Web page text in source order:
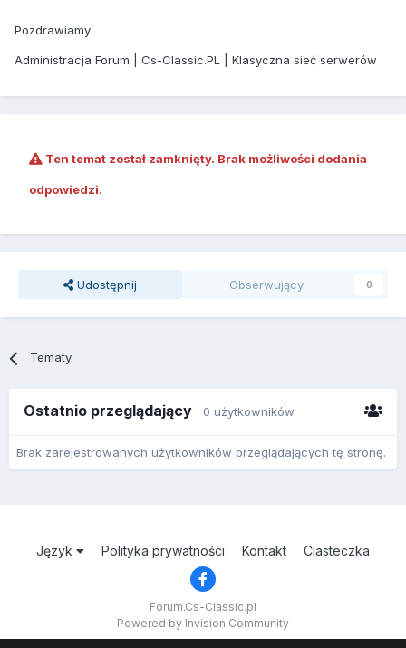
Pozdrawiamy
Administracja Forum | Cs-Classic.PL | Klasyczna sieć serwerów
Ten temat został zamknięty. Brak możliwości dodania
odpowiedzi.
Udostępnij Obserwujący 0
Tematy
Ostatnio przeglądający 0 użytkowników
Brak zarejestrowanych użytkowników przeglądających tę stronę.
Język Polityka prywatności Kontakt Ciasteczka
Forum.Cs-Classic.pl
Powered by Invision Community